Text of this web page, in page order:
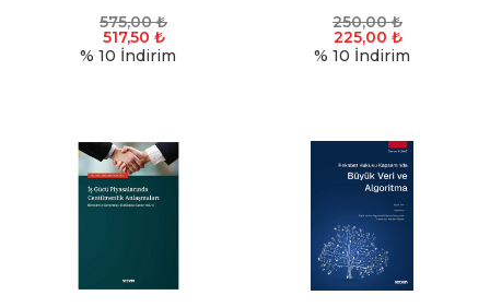
575,00₺
517,50 ₺
% 10 İndirim
250,00₺
225,00 ₺
% 10 İndirim